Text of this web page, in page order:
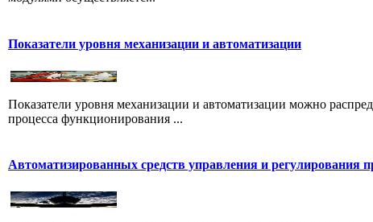
Показатели уровня механизации и автоматизации
Показатели уровня механизации и автоматизации можно
процесса функционирования ...
Автоматизированных средств управления и регулирования